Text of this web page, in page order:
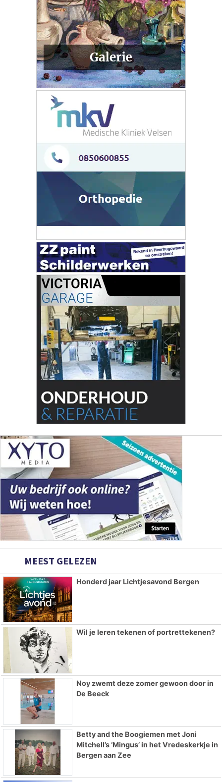
MEEST GELEZEN
Honderd jaar Lichtjesavond Bergen
Wil je leren tekenen of portrettekenen?
Noy zwemt deze zomer gewoon door in
De Beeck
Betty and the Boogiemen met Joni
Mitchell’s ‘Mingus’ in het Vredeskerkje in
Bergen aan Zee